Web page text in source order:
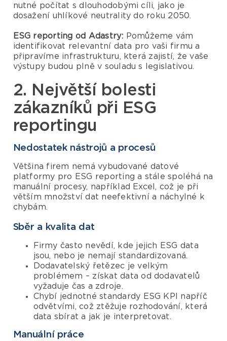
nutné počítat s dlouhodobými cíli, jako je
dosažení uhlíkové neutrality do roku 2050.
ESG reporting od Adastry: Pomůžeme vám
identifikovat relevantní data pro vaši firmu a
připravíme infrastrukturu, která zajistí, že vaše
výstupy budou plně v souladu s legislativou.
2. Největší bolesti
zákazníků při ESG
reportingu
Nedostatek nástrojů a procesů
Většina firem nemá vybudované datové
platformy pro ESG reporting a stále spoléhá na
manuální procesy, například Excel, což je při
větším množství dat neefektivní a náchylné k
chybám.
Sběr a kvalita dat
Firmy často nevědí, kde jejich ESG data
jsou, nebo je nemají standardizovaná.
Dodavatelský řetězec je velkým
problémem – získat data od dodavatelů
vyžaduje čas a zdroje.
Chybí jednotné standardy ESG KPI napříč
odvětvími, což ztěžuje rozhodování, která
data sbírat a jak je interpretovat.
Manuální práce